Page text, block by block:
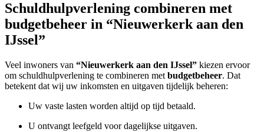
Schuldhulpverlening combineren met
budgetbeheer in “Nieuwerkerk aan den
IJssel”
Veel inwoners van “Nieuwerkerk aan den IJssel” kiezen ervoor
om schuldhulpverlening te combineren met budgetbeheer. Dat
betekent dat wij uw inkomsten en uitgaven tijdelijk beheren:
Uw vaste lasten worden altijd op tijd betaald.
U ontvangt leefgeld voor dagelijkse uitgaven.